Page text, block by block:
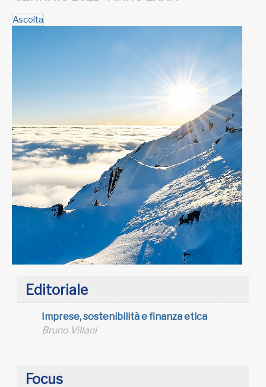
Ascolta
Editoriale
Imprese, sostenibilità e finanza etica
Bruno Villani
Focus